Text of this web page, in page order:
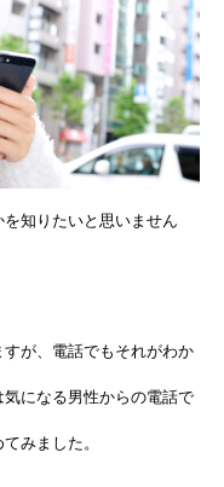
知りたいと思いません
が、電話でもそれがわか
になる男性からの電話で
みました。